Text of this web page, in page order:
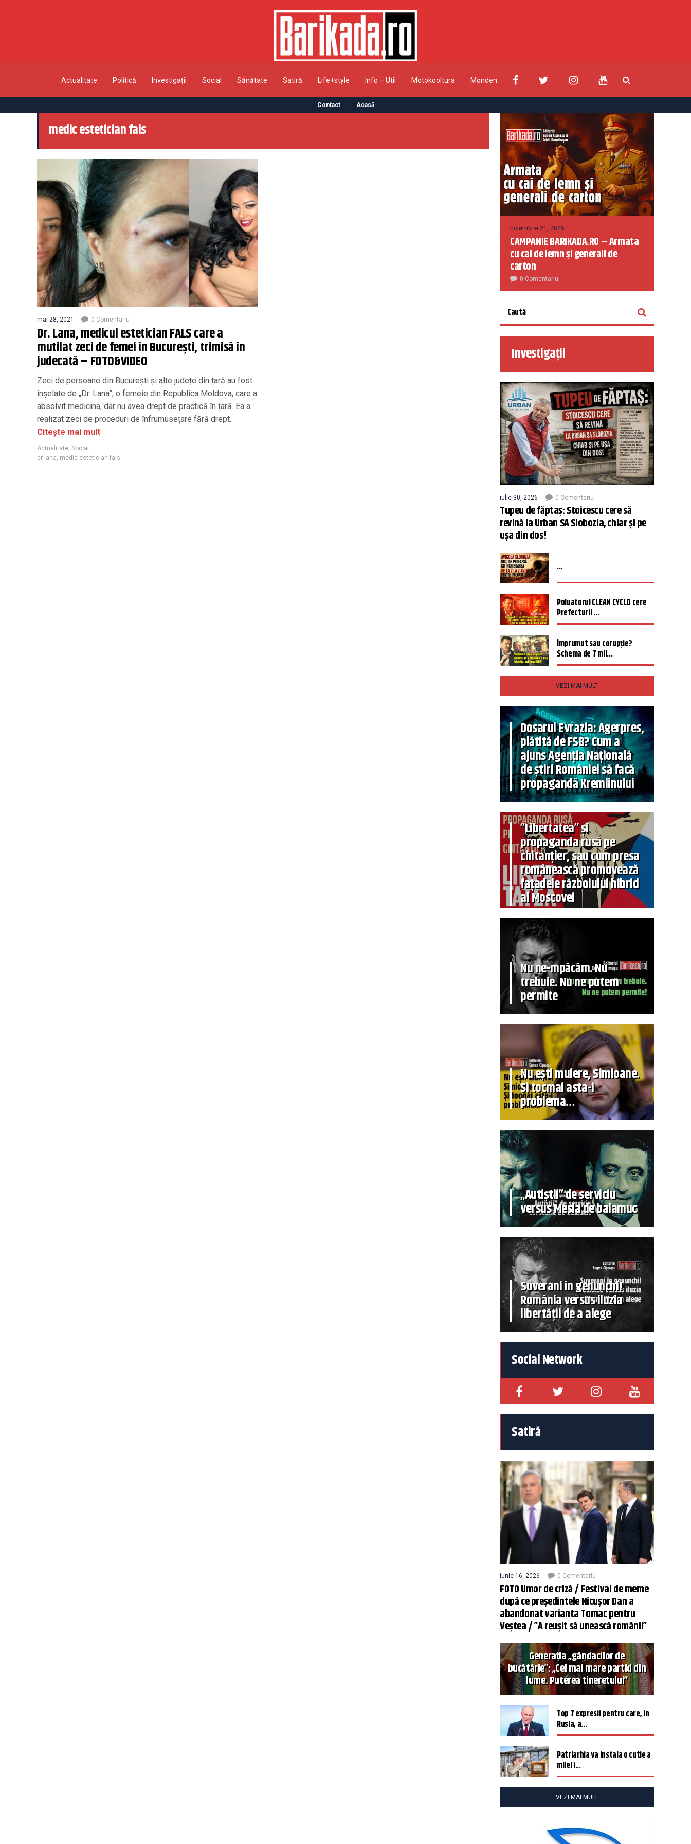
Actualitate Politică Investigații Social Sănătate Satiră Life+style Info – Util Motokooltura Monden
Contact Acasă
medic estetician fals
mai 28, 2021 0 Comentariu
Dr. Lana, medicul estetician FALS care a
mutilat zeci de femei în București, trimisă în
judecată – FOTO&VIDEO
Zeci de persoane din București și alte județe din țară au fost
înșelate de „Dr. Lana”, o femeie din Republica Moldova, care a
absolvit medicina, dar nu avea drept de practică în țară. Ea a
realizat zeci de proceduri de înfrumusețare fără drept.
Citește mai mult
Actualitate Social
dr lana medic estetician fals
noiembrie 21, 2025
CAMPANIE BARIKADA.RO – Armata
cu cai de lemn și generali de
carton
0 Comentariu
Investigații
iulie 30, 2026 0 Comentariu
Tupeu de făptaș: Stoicescu cere să
revină la Urban SA Slobozia, chiar și pe
ușa din dos!
...
Poluatorul CLEAN CYCLO cere
Prefecturii ...
Împrumut sau corupție?
Schema de 7 mil...
VEZI MAI MULT
Dosarul Evrazia: Agerpres,
plătită de FSB? Cum a
ajuns Agenția Națională
de știri României să facă
propagandă Kremlinului
”Libertatea” și
propaganda rusă pe
chitanțier, sau cum presa
românească promovează
fațadele războiului hibrid
al Moscovei
Nu ne-mpăcăm. Nu
trebuie. Nu ne putem
permite
Nu ești muiere, Simioane.
Și tocmai asta-i
problema…
„Autiștii” de serviciu
versus Mesia de balamuc
Suverani în genunchi!
România versus iluzia
libertății de a alege
Social Network
Satiră
iunie 16, 2026 0 Comentariu
FOTO Umor de criză / Festival de meme
după ce președintele Nicușor Dan a
abandonat varianta Tomac pentru
Veștea / ”A reușit să unească românii”
Generația „gândacilor de
bucătărie”: „Cel mai mare partid din
lume. Puterea tineretului”
Top 7 expresii pentru care, în
Rusia, a...
Patriarhia va instala o cutie a
milei î...
VEZI MAI MULT